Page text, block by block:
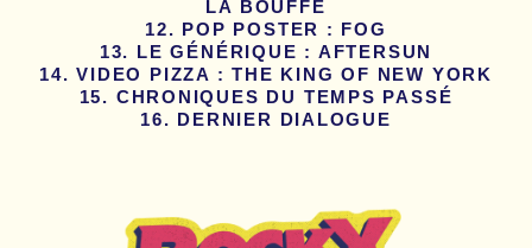
LA BOUFFE
POP POSTER : FOG
LE GÉNÉRIQUE : AFTERSUN
VIDEO PIZZA : THE KING OF NEW YORK
CHRONIQUES DU TEMPS PASSÉ
DERNIER DIALOGUE